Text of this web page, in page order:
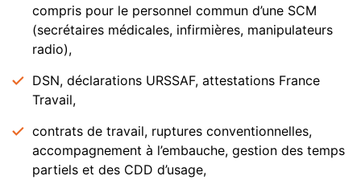
compris pour le personnel commun d’une SCM
(secrétaires médicales, infirmières, manipulateurs
radio),
DSN, déclarations URSSAF, attestations France
Travail,
contrats de travail, ruptures conventionnelles,
accompagnement à l’embauche, gestion des temps
partiels et des CDD d’usage,